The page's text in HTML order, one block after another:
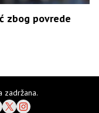
zbog povrede
zadržana.